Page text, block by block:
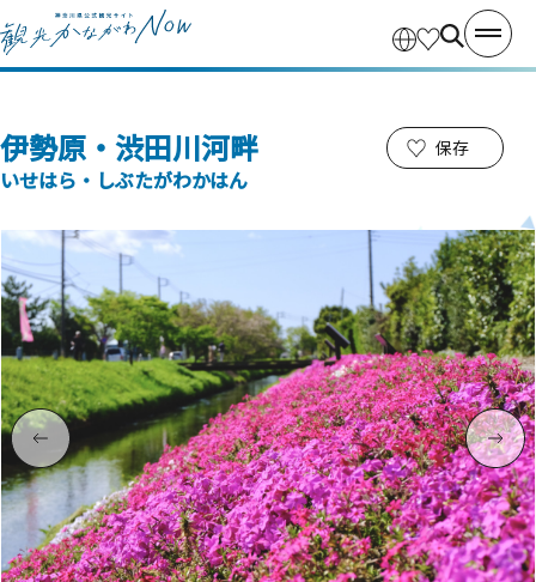
伊勢原・渋田川河畔
いせはら・しぶたがわかはん
保存